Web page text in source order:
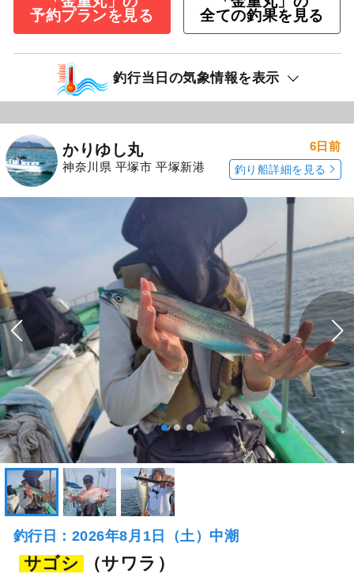
予約プランを見る
全ての釣果を見る
釣行当日の気象情報を表示
かりゆし丸
神奈川県 平塚市 平塚新港
6日前
釣り船詳細を見る
釣行日：2026年8月1日（土）中潮
サゴシ
（サワラ）